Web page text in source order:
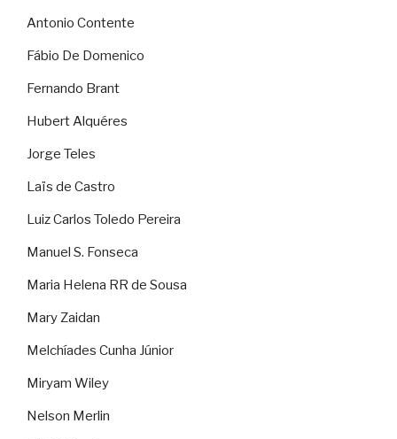
Antonio Contente
Fábio De Domenico
Fernando Brant
Hubert Alquéres
Jorge Teles
Laïs de Castro
Luiz Carlos Toledo Pereira
Manuel S. Fonseca
Maria Helena RR de Sousa
Mary Zaidan
Melchíades Cunha Júnior
Miryam Wiley
Nelson Merlin